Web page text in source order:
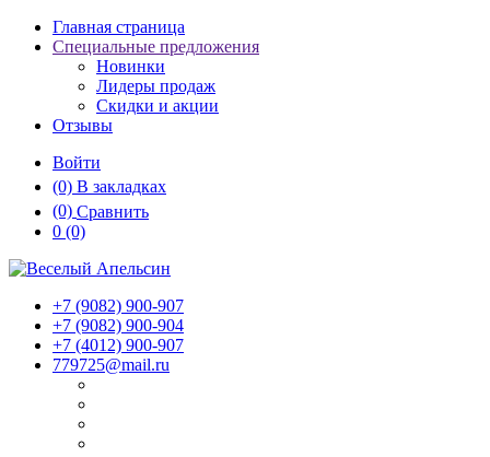
Главная страница
Специальные предложения
Новинки
Лидеры продаж
Скидки и акции
Отзывы
Войти
(0) В закладках
(0) Сравнить
0 (0)
+7 (9082) 900-907
+7 (9082) 900-904
+7 (4012) 900-907
779725@mail.ru